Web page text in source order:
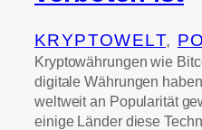
KRYPTOWELT,
Kryptowährungen wie
digitale Währungen
weltweit an Popularität
einige Länder diese